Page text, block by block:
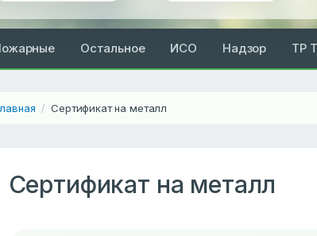
Остальное ИСО Надзор ТР
/ Сертификат на металл
Сертификат на металл